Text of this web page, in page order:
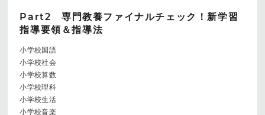
Part2 専門教養ファイナルチェック！新学習
指導要領＆指導法
小学校国語
小学校社会
小学校算数
小学校理科
小学校生活
小学校音楽